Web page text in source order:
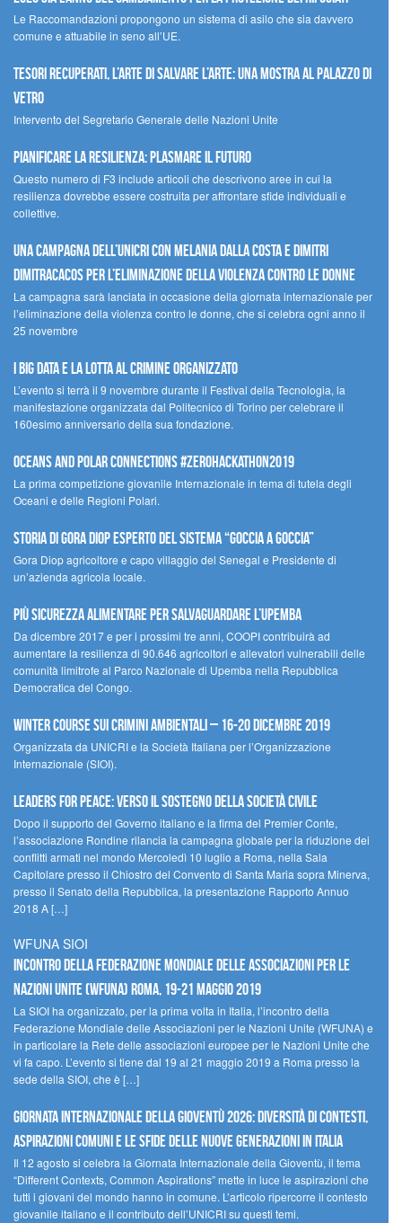
Le Raccomandazioni propongono un sistema di asilo che sia davvero
comune e attuabile in seno all’UE.
Tesori recuperati, l’arte di salvare l’arte: una mostra al Palazzo di
Vetro
Intervento del Segretario Generale delle Nazioni Unite
Pianificare la resilienza: plasmare il futuro
Questo numero di F3 include articoli che descrivono aree in cui la
resilienza dovrebbe essere costruita per affrontare sfide individuali e
collettive.
Una campagna dell’UNICRI con Melania Dalla Costa e Dimitri
Dimitracacos per l’eliminazione della violenza contro le donne
La campagna sarà lanciata in occasione della giornata internazionale per
l’eliminazione della violenza contro le donne, che si celebra ogni anno il
25 novembre
I Big Data e la lotta al crimine organizzato
L’evento si terrà il 9 novembre durante il Festival della Tecnologia, la
manifestazione organizzata dal Politecnico di Torino per celebrare il
160esimo anniversario della sua fondazione.
Oceans and Polar Connections #ZEROHackathon2019
La prima competizione giovanile Internazionale in tema di tutela degli
Oceani e delle Regioni Polari.
STORIA DI GORA DIOP ESPERTO DEL SISTEMA “GOCCIA A GOCCIA”
Gora Diop agricoltore e capo villaggio del Senegal e Presidente di
un’azienda agricola locale.
Più sicurezza alimentare per salvaguardare l’Upemba
Da dicembre 2017 e per i prossimi tre anni, COOPI contribuirà ad
aumentare la resilienza di 90.646 agricoltori e allevatori vulnerabili delle
comunità limitrofe al Parco Nazionale di Upemba nella Repubblica
Democratica del Congo.
Winter Course sui Crimini Ambientali – 16-20 Dicembre 2019
Organizzata da UNICRI e la Società Italiana per l’Organizzazione
Internazionale (SIOI).
Leaders for peace: verso il sostegno della società civile
Dopo il supporto del Governo italiano e la firma del Premier Conte,
l’associazione Rondine rilancia la campagna globale per la riduzione dei
conflitti armati nel mondo Mercoledì 10 luglio a Roma, nella Sala
Capitolare presso il Chiostro del Convento di Santa Maria sopra Minerva,
presso il Senato della Repubblica, la presentazione Rapporto Annuo
2018 A […]
WFUNA SIOI
Incontro della Federazione Mondiale delle Associazioni per le
Nazioni Unite (WFUNA) Roma, 19-21 maggio 2019
La SIOI ha organizzato, per la prima volta in Italia, l’incontro della
Federazione Mondiale delle Associazioni per le Nazioni Unite (WFUNA) e
in particolare la Rete delle associazioni europee per le Nazioni Unite che
vi fa capo. L’evento si tiene dal 19 al 21 maggio 2019 a Roma presso la
sede della SIOI, che è […]
GIORNATA INTERNAZIONALE DELLA GIOVENTÙ 2026: DIVERSITÀ DI CONTESTI,
ASPIRAZIONI COMUNI E LE SFIDE DELLE NUOVE GENERAZIONI IN ITALIA
Il 12 agosto si celebra la Giornata Internazionale della Gioventù, il tema
“Different Contexts, Common Aspirations” mette in luce le aspirazioni che
tutti i giovani del mondo hanno in comune. L’articolo ripercorre il contesto
giovanile italiano e il contributo dell’UNICRI su questi temi.